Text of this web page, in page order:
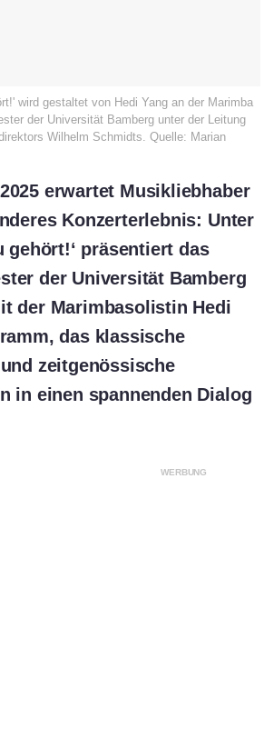
wird gestaltet von Hedi Yang an der Marimba
der Universität Bamberg unter der Leitung
Wilhelm Schmidts. Quelle: Marian
erwartet Musikliebhaber
Konzerterlebnis: Unter
gehört!‘ präsentiert das
der Universität Bamberg
der Marimbasolistin Hedi
das klassische
zeitgenössische
in einen spannenden Dialog
WERBUNG